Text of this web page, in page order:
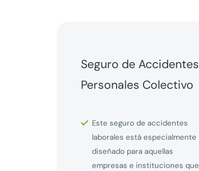
Seguro de Accidentes
Personales Colectivo
Este seguro de accidentes
laborales está especialmente
diseñado para aquellas
empresas e instituciones que